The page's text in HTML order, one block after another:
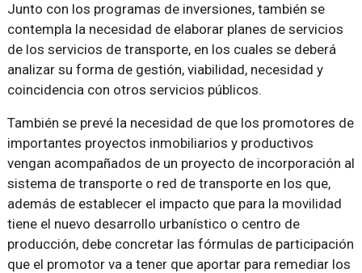
Junto con los programas de inversiones, también se
contempla la necesidad de elaborar planes de servicios
de los servicios de transporte, en los cuales se deberá
analizar su forma de gestión, viabilidad, necesidad y
coincidencia con otros servicios públicos.
También se prevé la necesidad de que los promotores de
importantes proyectos inmobiliarios y productivos
vengan acompañados de un proyecto de incorporación al
sistema de transporte o red de transporte en los que,
además de establecer el impacto que para la movilidad
tiene el nuevo desarrollo urbanístico o centro de
producción, debe concretar las fórmulas de participación
que el promotor va a tener que aportar para remediar los